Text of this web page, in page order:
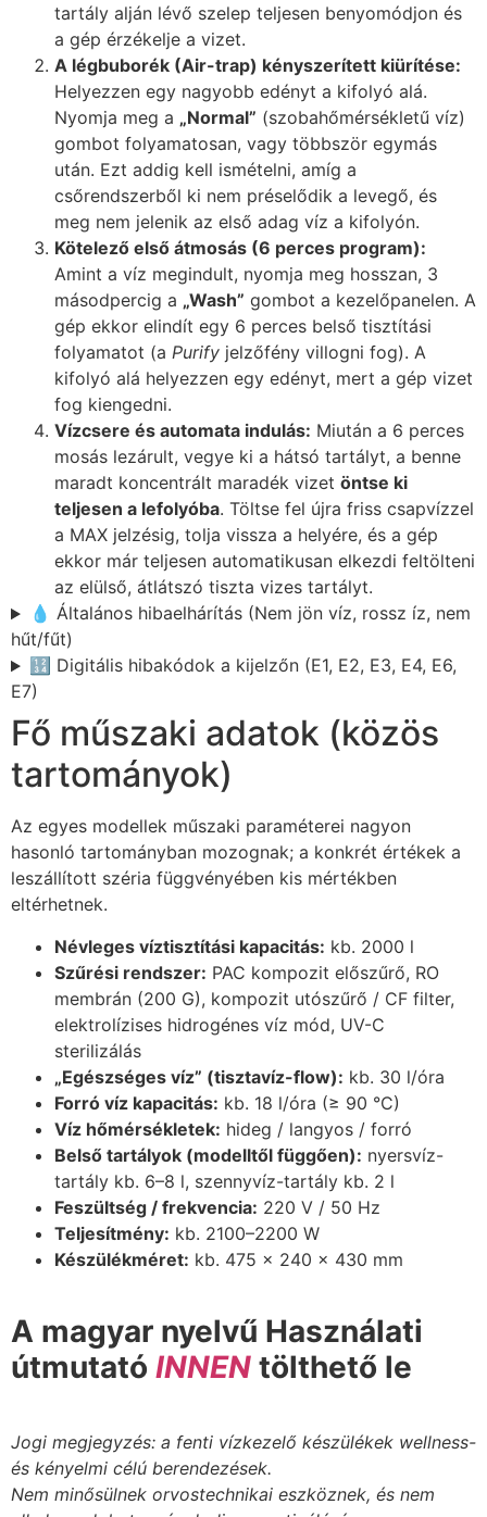
tartály alján lévő szelep teljesen benyomódjon és
a gép érzékelje a vizet.
A légbuborék (Air-trap) kényszerített kiürítése:
Helyezzen egy nagyobb edényt a kifolyó alá.
Nyomja meg a „Normal” (szobahőmérsékletű víz)
gombot folyamatosan, vagy többször egymás
után. Ezt addig kell ismételni, amíg a
csőrendszerből ki nem préselődik a levegő, és
meg nem jelenik az első adag víz a kifolyón.
Kötelező első átmosás (6 perces program):
Amint a víz megindult, nyomja meg hosszan, 3
másodpercig a „Wash” gombot a kezelőpanelen. A
gép ekkor elindít egy 6 perces belső tisztítási
folyamatot (a Purify jelzőfény villogni fog). A
kifolyó alá helyezzen egy edényt, mert a gép vizet
fog kiengedni.
Vízcsere és automata indulás: Miután a 6 perces
mosás lezárult, vegye ki a hátsó tartályt, a benne
maradt koncentrált maradék vizet öntse ki
teljesen a lefolyóba. Töltse fel újra friss csapvízzel
a MAX jelzésig, tolja vissza a helyére, és a gép
ekkor már teljesen automatikusan elkezdi feltölteni
az elülső, átlátszó tiszta vizes tartályt.
💧 Általános hibaelhárítás (Nem jön víz, rossz íz, nem
hűt/fűt)
🔢 Digitális hibakódok a kijelzőn (E1, E2, E3, E4, E6,
E7)
Fő műszaki adatok (közös
tartományok)
Az egyes modellek műszaki paraméterei nagyon
hasonló tartományban mozognak; a konkrét értékek a
leszállított széria függvényében kis mértékben
eltérhetnek.
Névleges víztisztítási kapacitás: kb. 2000 l
Szűrési rendszer: PAC kompozit előszűrő, RO
membrán (200 G), kompozit utószűrő / CF filter,
elektrolízises hidrogénes víz mód, UV-C
sterilizálás
„Egészséges víz” (tisztavíz-flow): kb. 30 l/óra
Forró víz kapacitás: kb. 18 l/óra (≥ 90 °C)
Víz hőmérsékletek: hideg / langyos / forró
Belső tartályok (modelltől függően): nyersvíz-
tartály kb. 6–8 l, szennyvíz-tartály kb. 2 l
Feszültség / frekvencia: 220 V / 50 Hz
Teljesítmény: kb. 2100–2200 W
Készülékméret: kb. 475 × 240 × 430 mm
A magyar nyelvű Használati
útmutató INNEN tölthető le
Jogi megjegyzés: a fenti vízkezelő készülékek wellness-
és kényelmi célú berendezések.
Nem minősülnek orvostechnikai eszköznek, és nem